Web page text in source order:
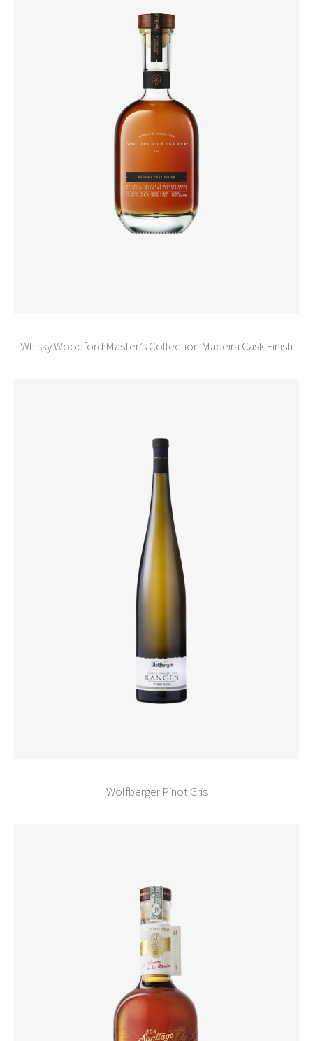
Whisky Woodford Master’s Collection Madeira Cask Finish
Wolfberger Pinot Gris